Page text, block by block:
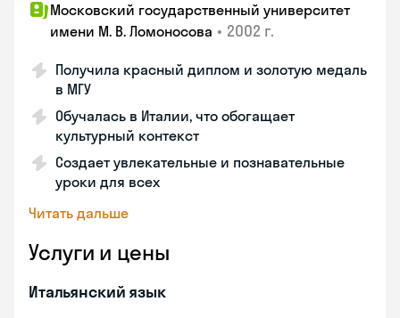
Московский государственный университет
имени М. В. Ломоносова • 2002 г.
Получила красный диплом и золотую медаль
в МГУ
Обучалась в Италии, что обогащает
культурный контекст
Создает увлекательные и познавательные
уроки для всех
Читать дальше
Услуги и цены
Итальянский язык